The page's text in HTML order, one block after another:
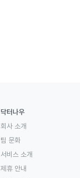
닥터나우
회사 소개
팀 문화
서비스 소개
제휴 안내